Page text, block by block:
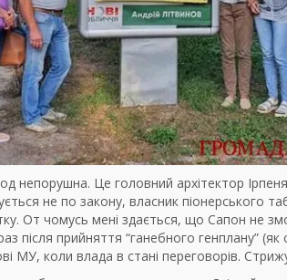
непорушна. Це головний архітектор
не по закону, власник піонерського
От чомусь мені здається, що Сапон не
після прийняття “ганебного генплану” (як
МУ, коли влада в стані переговорів.